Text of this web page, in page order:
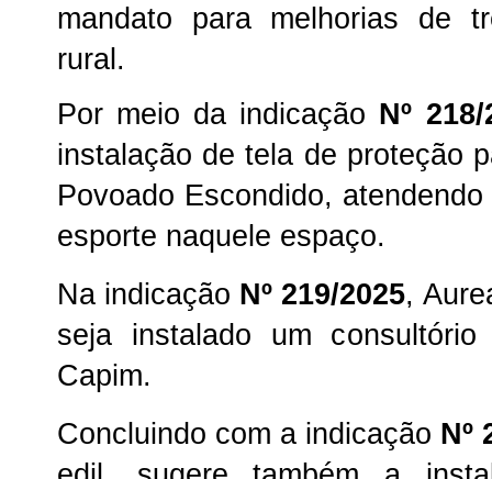
mandato para melhorias de
rural.
Por meio da indicação Nº 218/
instalação de tela de proteção
Povoado Escondido,
esporte naquele espaço.
Na indicação Nº 219/2025,
seja instalado um
Capim.
Concluindo com a indicação Nº